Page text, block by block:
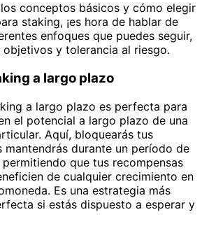
conceptos básicos y cómo elegir
staking, ¡es hora de hablar de
enfoques que puedes seguir,
y tolerancia al riesgo.
a largo plazo
a largo plazo es perfecta para
el potencial a largo plazo de una
Aquí, bloquearás tus
durante un período de
que tus recompensas
de cualquier crecimiento en
Es una estrategia más
si estás dispuesto a esperar y